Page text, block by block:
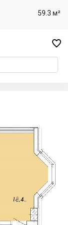
59.3 м²
